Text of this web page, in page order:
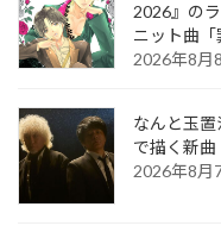
2026』の
ニット曲「
2026年8月
なんと玉
で描く新曲
2026年8月